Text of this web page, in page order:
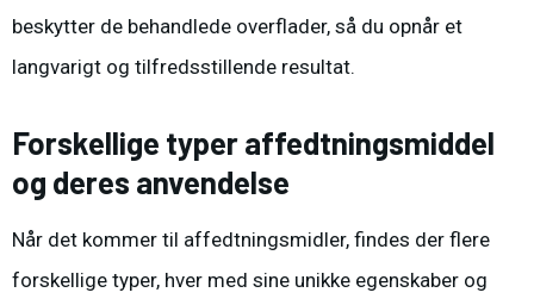
beskytter de behandlede overflader, så du opnår et
langvarigt og tilfredsstillende resultat.
Forskellige typer affedtningsmiddel
og deres anvendelse
Når det kommer til affedtningsmidler, findes der flere
forskellige typer, hver med sine unikke egenskaber og